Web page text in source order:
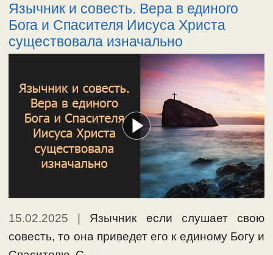
Язычник и совесть. Вера в единого
Бога и Спасителя Иисуса Христа
существовала изначально
15.02.2025
Язычник если слушает свою
совесть, то она приведет его к единому Богу и